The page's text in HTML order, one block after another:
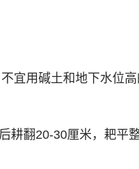
宜用碱土和地下水位
耕翻20-30厘米，耙平